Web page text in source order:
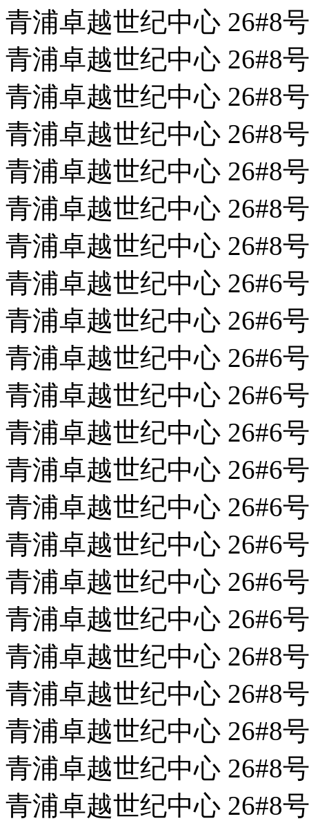
青浦卓越世纪中心 26#8
青浦卓越世纪中心 26#8
青浦卓越世纪中心 26#8
青浦卓越世纪中心 26#8
青浦卓越世纪中心 26#8
青浦卓越世纪中心 26#8
青浦卓越世纪中心 26#8
青浦卓越世纪中心 26#6
青浦卓越世纪中心 26#6
青浦卓越世纪中心 26#6
青浦卓越世纪中心 26#6
青浦卓越世纪中心 26#6
青浦卓越世纪中心 26#6
青浦卓越世纪中心 26#6
青浦卓越世纪中心 26#6
青浦卓越世纪中心 26#6
青浦卓越世纪中心 26#6
青浦卓越世纪中心 26#8
青浦卓越世纪中心 26#8
青浦卓越世纪中心 26#8
青浦卓越世纪中心 26#8
青浦卓越世纪中心 26#8